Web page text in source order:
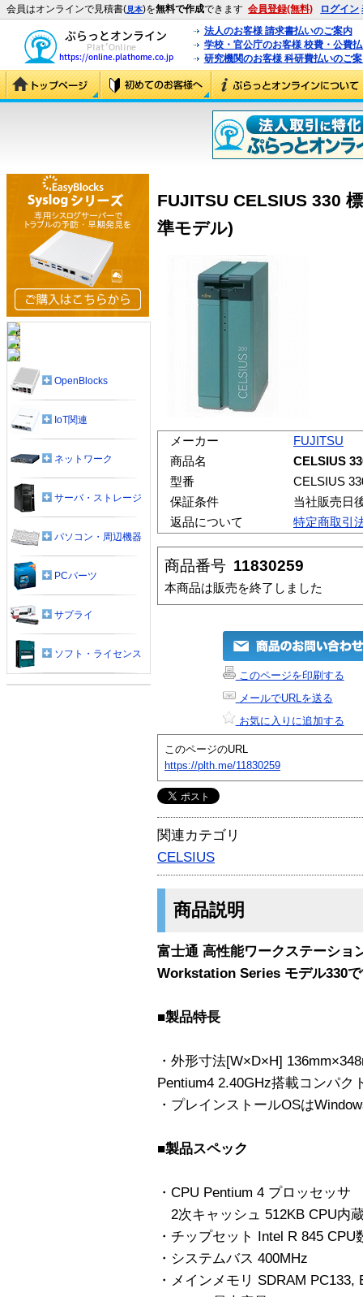
会員はオンラインで見積書(見本)を無料で作成できます 会員登録(無料) ログイン
法人のお客様 請求書払いのご案内
学校・官公庁のお客様 校費・公費
研究機関のお客様 科研費払いのご
FUJITSU CELSIUS 330
準モデル)
メーカー
FUJITSU
商品名
CELSIUS
型番
CELSIUS
保証条件
当社販売日
返品について
特定商取引
商品番号 11830259
本商品は販売を終了しました
このページを印刷する
メールでURLを送る
お気に入りに追加する
このページのURL
https://plth.me/11830259
関連カテゴリ
CELSIUS
商品説明
富士通 高性能ワークステーショ
Workstation Series モデル330
■製品特長
・外形寸法[W×D×H]
Pentium4 2.40GHz搭載コンパク
・プレインストールOSは
■製品スペック
・CPU Pentium 4 プロッセッ
2次キャッシュ 512KB CPU内
・チップセット Intel R 845 CPU
・システムバス 400MHz
・メインメモリ SDRAM
OpenBlocks
IoT関連
ネットワーク
サーバ・ストレージ
パソコン・周辺機器
PCパーツ
サプライ
ソフト・ライセンス